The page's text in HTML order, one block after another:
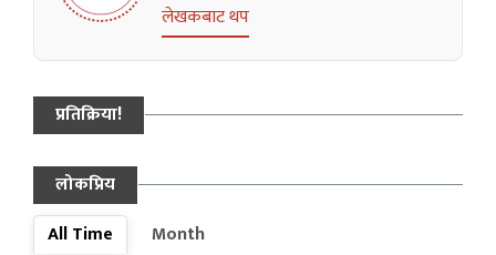
लेखकबाट थप
प्रतिक्रिया!
लोकप्रिय
All Time
Month